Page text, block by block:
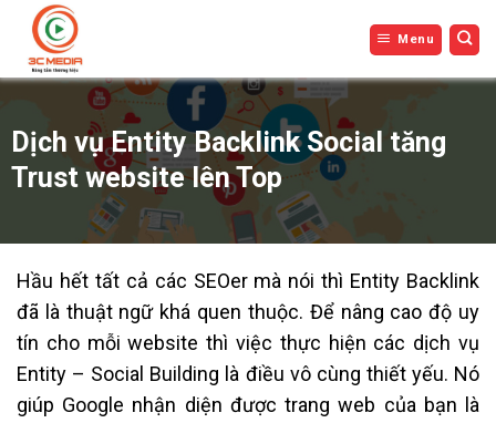
nội
Menu
Dịch vụ Entity Backlink Social tăng
Trust website lên Top
Hầu hết tất cả các SEOer mà nói thì Entity Backlink
đã là thuật ngữ khá quen thuộc. Để nâng cao độ uy
tín cho mỗi website thì việc thực hiện các dịch vụ
Entity – Social Building là điều vô cùng thiết yếu. Nó
giúp Google nhận diện được trang web của bạn là